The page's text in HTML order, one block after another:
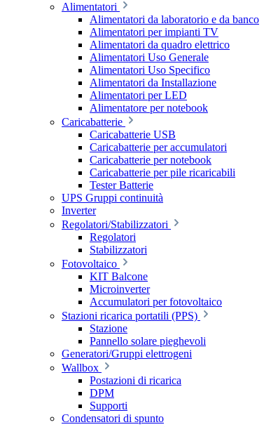
Alimentatori
Alimentatori da laboratorio e da banco
Alimentatori per impianti TV
Alimentatori da quadro elettrico
Alimentatori Uso Generale
Alimentatori Uso Specifico
Alimentatori da Installazione
Alimentatori per LED
Alimentatore per notebook
Caricabatterie
Caricabatterie USB
Caricabatterie per accumulatori
Caricabatterie per notebook
Caricabatterie per pile ricaricabili
Tester Batterie
UPS Gruppi continuità
Inverter
Regolatori/Stabilizzatori
Regolatori
Stabilizzatori
Fotovoltaico
KIT Balcone
Microinverter
Accumulatori per fotovoltaico
Stazioni ricarica portatili (PPS)
Stazione
Pannello solare pieghevoli
Generatori/Gruppi elettrogeni
Wallbox
Postazioni di ricarica
DPM
Supporti
Condensatori di spunto